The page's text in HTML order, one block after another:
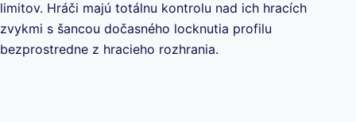
limitov. Hráči majú totálnu kontrolu nad ich hracích
zvykmi s šancou dočasného locknutia profilu
bezprostredne z hracieho rozhrania.